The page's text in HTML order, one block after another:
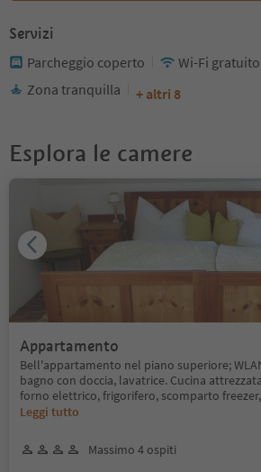
Servizi
Parcheggio coperto Wi-Fi gratuito
Zona tranquilla
+ altri 8
Esplora le camere
Appartamento
Bell'appartamento nel piano superiore;
bagno con doccia, lavatrice. Cucina
forno elettrico, frigorifero, scomparto
Leggi tutto
Massimo 4 ospiti